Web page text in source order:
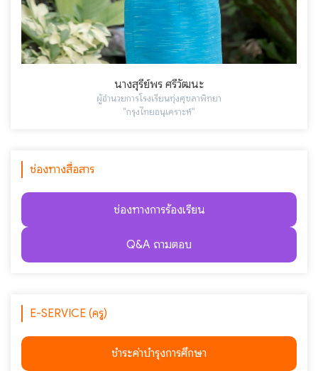
นางสุรีย์พร ศรีวัฒนะ
ผู้อำนวยการโรงเรียนทุ่งศุขลาพิทยา
"กรุงไทยอนุเคราะห์"
ช่องทางสื่อสาร
ช่องทางการร้องเรียน
Q&A ถามตอบ
E-SERVICE (ครู)
ชำระค่าบำรุงการศึกษา